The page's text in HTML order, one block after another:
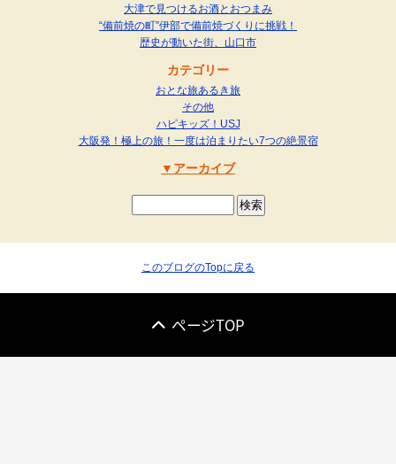
大津で見つけるお酒とおつまみ
“備前焼の町”伊部で備前焼づくりに挑戦！
歴史が動いた街、山口市
カテゴリー
おとな旅あるき旅
その他
ハピキッズ！USJ
大阪発！極上の旅！一度は泊まりたい7つの絶景宿
アーカイブ
このブログのTopに戻る
ページTOP